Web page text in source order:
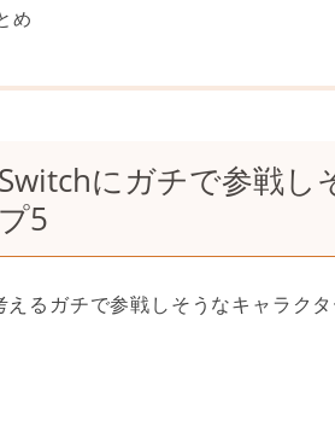
め
にガチで参戦し
5
るガチで参戦しそうなキャラクタ